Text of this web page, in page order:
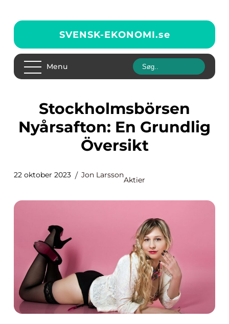
SVENSK-EKONOMI.se
Menu
Stockholmsbörsen
Nyårsafton: En Grundlig
Översikt
22 oktober 2023 Jon Larsson
Aktier